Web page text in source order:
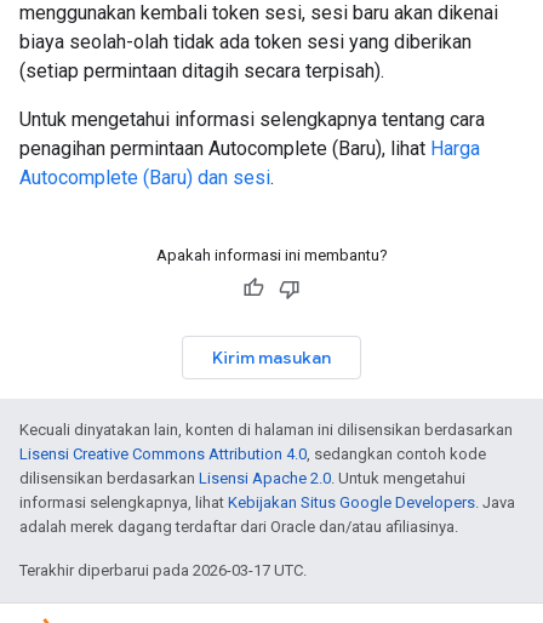
menggunakan kembali token sesi, sesi baru akan dikenai
biaya seolah-olah tidak ada token sesi yang diberikan
(setiap permintaan ditagih secara terpisah).
Untuk mengetahui informasi selengkapnya tentang cara
penagihan permintaan Autocomplete (Baru), lihat Harga
Autocomplete (Baru) dan sesi.
Apakah informasi ini membantu?
Kirim masukan
Kecuali dinyatakan lain, konten di halaman ini dilisensikan berdasarkan
Lisensi Creative Commons Attribution 4.0, sedangkan contoh kode
dilisensikan berdasarkan Lisensi Apache 2.0. Untuk mengetahui
informasi selengkapnya, lihat Kebijakan Situs Google Developers. Java
adalah merek dagang terdaftar dari Oracle dan/atau afiliasinya.
Terakhir diperbarui pada 2026-03-17 UTC.